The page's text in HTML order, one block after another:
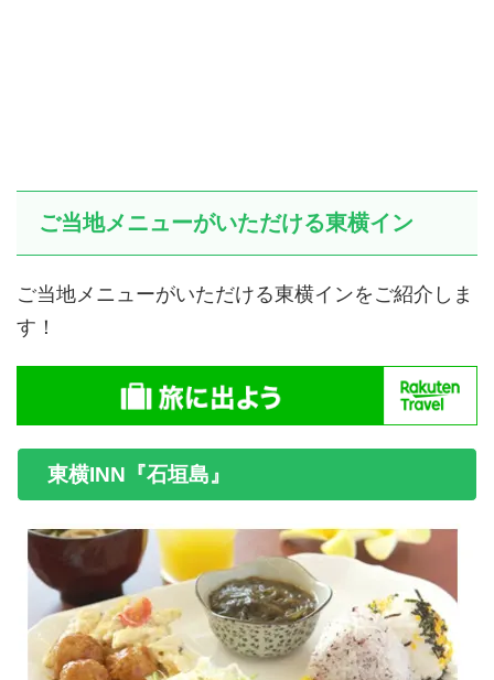
ご当地メニューがいただける東横イン
ご当地メニューがいただける東横インをご紹介しま
す！
東横INN『石垣島』